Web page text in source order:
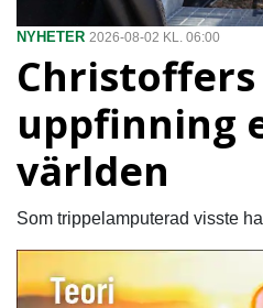
NYHETER 2026-08-02 KL. 06:00
Christoffers
uppfinning
världen
Som trippelamputerad visste